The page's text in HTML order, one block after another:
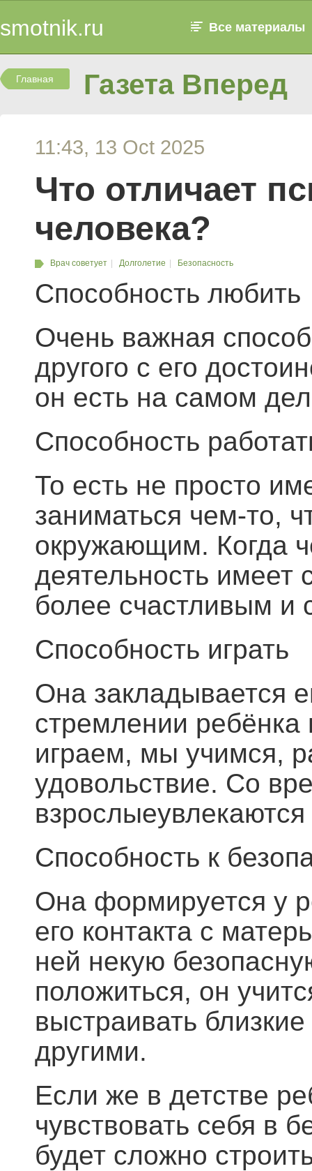
smotnik.ru Все материалы
Главная Газета Вперед
11:43, 13 Oct 2025
Что отличает
человека?
Врач советует Долголетие Безопасность
Способность любить
Очень важная
другого с его
он есть на самом
Способность
То есть не просто
заниматься чем-то,
окружающим. Когда
деятельность имеет
более счастливым и
Способность играть
Она закладывается
стремлении
играем, мы учимся,
удовольствие. Со
Способность к
Она формируется у
его контакта с
ней некую
положиться, он
выстраивать
другими.
Если же в детстве
чувствовать себя в
будет сложно